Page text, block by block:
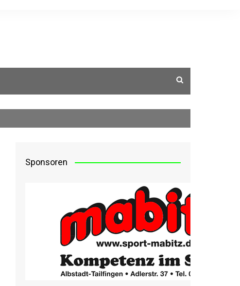
Sponsoren